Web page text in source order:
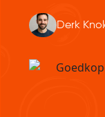
Derk Knol